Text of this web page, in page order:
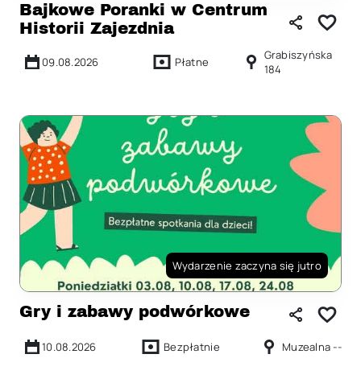
Bajkowe Poranki w Centrum
Historii Zajezdnia
09.08.2026 Płatne
Grabiszyńska
184
Wydarzenie zaczyna się jutro
Gry i zabawy podwórkowe
10.08.2026 Bezpłatnie Muzealna --